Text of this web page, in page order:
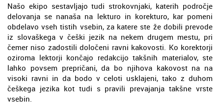
Našo ekipo sestavljajo tudi strokovnjaki, katerih področje
delovanja se nanaša na lekturo in korekturo, kar pomeni
obdelavo vseh tistih vsebin, za katere ste že dobili prevode
iz slovaškega v češki jezik na nekem drugem mestu, pri
čemer niso zadostili določeni ravni kakovosti. Ko korektorji
oziroma lektorji končajo redakcijo takšnih materialov, ste
lahko povsem prepričani, da bo njihova kakovost na na
visoki ravni in da bodo v celoti usklajeni, tako z duhom
češkega jezika kot tudi s pravili prevajanja takšne vrste
vsebin.